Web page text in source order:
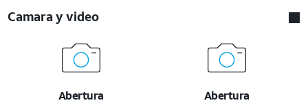
Camara y video
Abertura
Abertura